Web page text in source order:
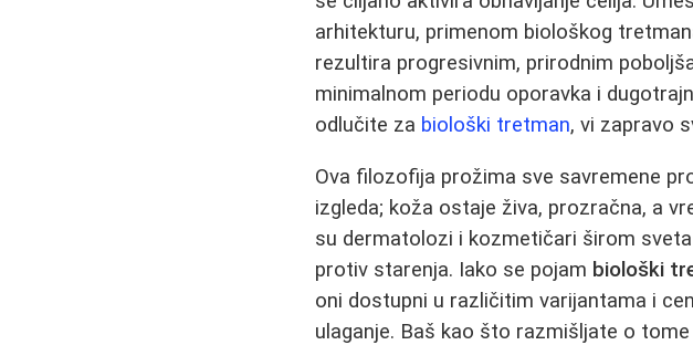
arhitekturu, primenom biološkog
rezultira progresivnim, prirodnim
minimalnom periodu oporavka i
odlučite za biološki tretman, vi zapravo
Ova filozofija prožima sve savremene
izgleda; koža ostaje živa, prozračna, a
su dermatolozi i kozmetičari širom
protiv starenja. Iako se pojam biološki
oni dostupni u različitim varijantama i
ulaganje. Baš kao što razmišljate o